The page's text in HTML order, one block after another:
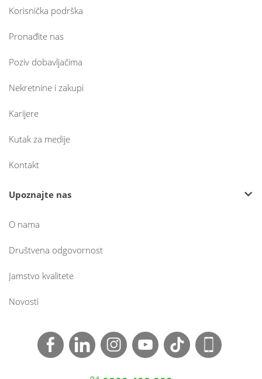
Korisnička podrška
Pronađite nas
Poziv dobavljačima
Nekretnine i zakupi
Karijere
Kutak za medije
Kontakt
Upoznajte nas
O nama
Društvena odgovornost
Jamstvo kvalitete
Novosti